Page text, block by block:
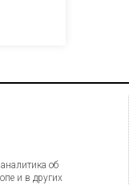
об
и в других